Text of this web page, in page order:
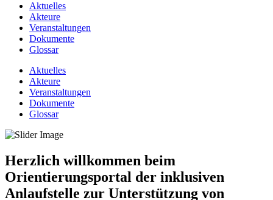
Aktuelles
Akteure
Veranstaltungen
Dokumente
Glossar
Aktuelles
Akteure
Veranstaltungen
Dokumente
Glossar
Herzlich willkommen beim
Orientierungsportal der inklusiven
Anlaufstelle zur Unterstützung von